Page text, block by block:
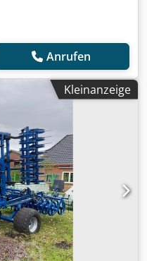
Anrufen
Kleinanzeige